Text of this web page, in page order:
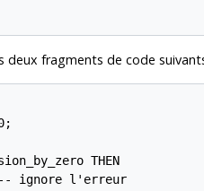
deux fragments de code
THEN
ignore l'erreur